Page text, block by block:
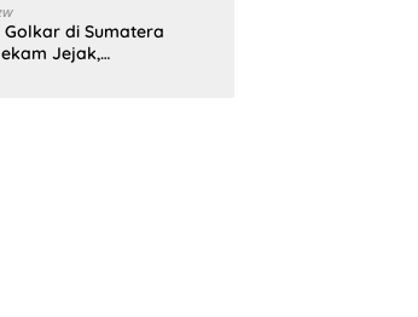
di Sumatera
Jejak,